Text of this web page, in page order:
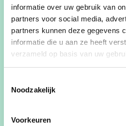
informatie over uw gebruik van
partners voor social media,
partners kunnen deze gegevens
informatie die u aan ze heeft
verzameld op basis van uw
Noodzakelijk
Voorkeuren
België
Deel dit evenement
de Bornemse